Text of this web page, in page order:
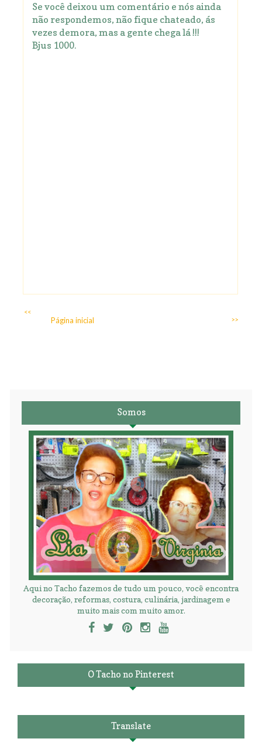
Se você deixou um comentário e nós ainda
não respondemos, não fique chateado, ás
vezes demora, mas a gente chega lá !!!
Bjus 1000.
<<
>>
Página inicial
Somos
Aqui no Tacho fazemos de tudo um pouco, você encontra
decoração, reformas, costura, culinária, jardinagem e
muito mais com muito amor.
O Tacho no Pinterest
Translate